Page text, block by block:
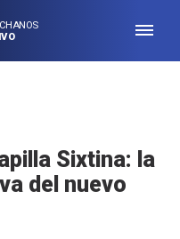
Sixtina: la
del nuevo